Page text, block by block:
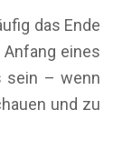
das Ende
eines
sein – wenn
und zu